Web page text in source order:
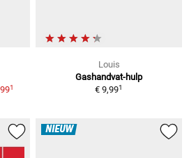
1
Louis
Gashandvat-hulp
€ 9,991
NIEUW